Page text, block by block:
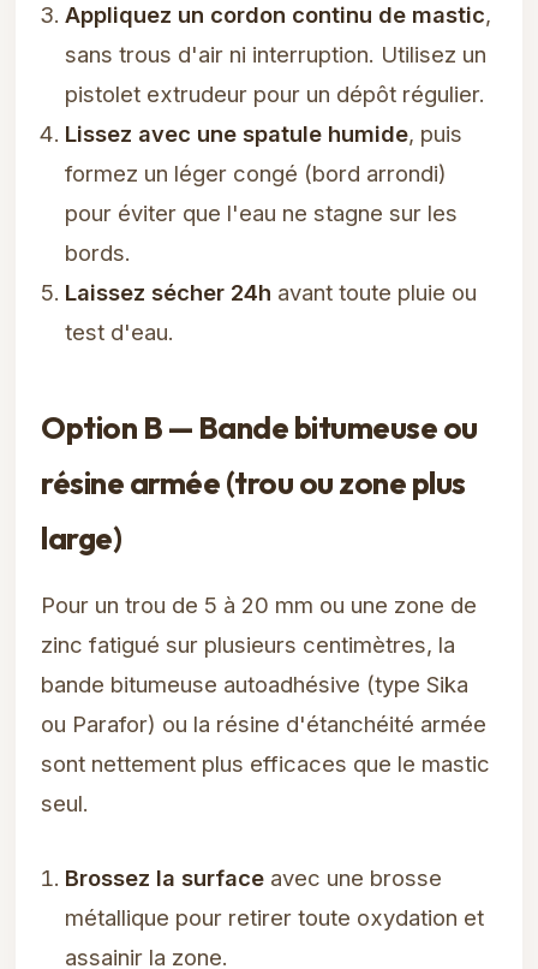
Appliquez un cordon continu de mastic,
sans trous d'air ni interruption. Utilisez un
pistolet extrudeur pour un dépôt régulier.
Lissez avec une spatule humide, puis
formez un léger congé (bord arrondi)
pour éviter que l'eau ne stagne sur les
bords.
Laissez sécher 24h avant toute pluie ou
test d'eau.
Option B — Bande bitumeuse ou
résine armée (trou ou zone plus
large)
Pour un trou de 5 à 20 mm ou une zone de
zinc fatigué sur plusieurs centimètres, la
bande bitumeuse autoadhésive (type Sika
ou Parafor) ou la résine d'étanchéité armée
sont nettement plus efficaces que le mastic
seul.
Brossez la surface avec une brosse
métallique pour retirer toute oxydation et
assainir la zone.